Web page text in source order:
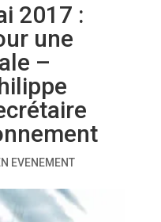
2017 :
une
–
EVENEMENT